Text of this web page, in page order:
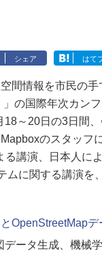
シェア はて
間情報を市民の手
」の国際年次カン
～20日の3日間
のスタッフ
る講演、日本人に
ムに関する講演
OpenStreetMapデ
データ生成、機械